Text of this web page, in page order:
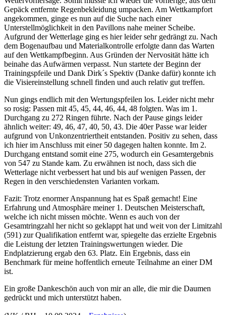
Gepäck entfernte Regenbekleidung umpacken. Am Wettkampfort
angekommen, ginge es nun auf die Suche nach einer
Unterstellmöglichkeit in den Pavillons nahe meiner Scheibe.
Aufgrund der Wetterlage ging es hier leider sehr gedrängt zu. Nach
dem Bogenaufbau und Materialkontrolle erfolgte dann das Warten
auf den Wettkampfbeginn. Aus Gründen der Nervosität hätte ich
beinahe das Aufwärmen verpasst. Nun startete der Beginn der
Trainingspfeile und Dank Dirk´s Spektiv (Danke dafür) konnte ich
die Visiereinstellung schnell finden und auch relativ gut treffen.
Nun gings endlich mit den Wertungspfeilen los. Leider nicht mehr
so rosig: Passen mit 45, 45, 44, 46, 44, 48 folgten. Was im 1.
Durchgang zu 272 Ringen führte. Nach der Pause gings leider
ähnlich weiter: 49, 46, 47, 40, 50, 43. Die 40er Passe war leider
aufgrund von Unkonzentriertheit entstanden. Positiv zu sehen, dass
ich hier im Anschluss mit einer 50 dagegen halten konnte. Im 2.
Durchgang entstand somit eine 275, wodurch ein Gesamtergebnis
von 547 zu Stande kam. Zu erwähnen ist noch, dass sich die
Wetterlage nicht verbessert hat und bis auf wenigen Passen, der
Regen in den verschiedensten Varianten vorkam.
Fazit: Trotz enormer Anspannung hat es Spaß gemacht! Eine
Erfahrung und Atmosphäre meiner 1. Deutschen Meisterschaft,
welche ich nicht missen möchte. Wenn es auch von der
Gesamtringzahl her nicht so geklappt hat und weit von der Limitzahl
(591) zur Qualifikation entfernt war, spiegelte das erzielte Ergebnis
die Leistung der letzten Trainingswertungen wieder. Die
Endplatzierung ergab den 63. Platz. Ein Ergebnis, dass ein
Benchmark für meine hoffentlich erneute Teilnahme an einer DM
ist.
Ein große Dankeschön auch von mir an alle, die mir die Daumen
gedrückt und mich unterstützt haben.